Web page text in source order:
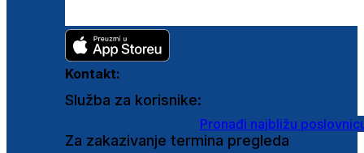
Kontakt:
Služba za korisnike:
Pronađi najbližu
Za zakazivanje termina pregleda